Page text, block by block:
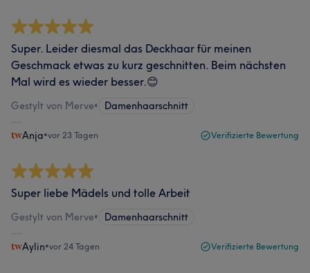
Super. Leider diesmal das Deckhaar für meinen
Geschmack etwas zu kurz geschnitten. Beim nächsten
Mal wird es wieder besser.😊
Gestylt von Merve• Damenhaarschnitt
Anja•vor 23 Tagen Verifizierte Bewertung
Super liebe Mädels und tolle Arbeit
Gestylt von Merve• Damenhaarschnitt
Aylin•vor 24 Tagen Verifizierte Bewertung